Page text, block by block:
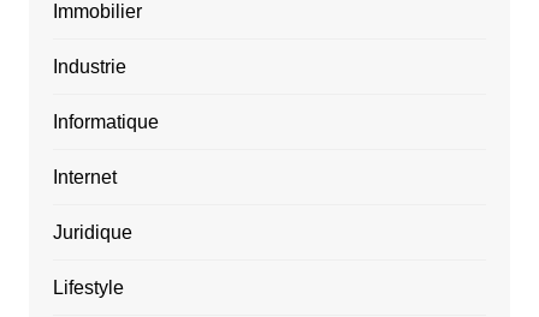
Immobilier
Industrie
Informatique
Internet
Juridique
Lifestyle